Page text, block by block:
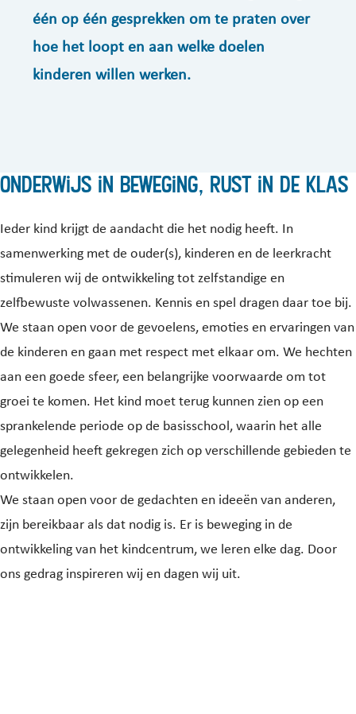
één op één gesprekken om te praten over
hoe het loopt en aan welke doelen
kinderen willen werken.
Onderwijs in beweging, rust in de klas
Ieder kind krijgt de aandacht die het nodig heeft. In
samenwerking met de ouder(s), kinderen en de leerkracht
stimuleren wij de ontwikkeling tot zelfstandige en
zelfbewuste volwassenen. Kennis en spel dragen daar toe bij.
We staan open voor de gevoelens, emoties en ervaringen van
de kinderen en gaan met respect met elkaar om. We hechten
aan een goede sfeer, een belangrijke voorwaarde om tot
groei te komen. Het kind moet terug kunnen zien op een
sprankelende periode op de basisschool, waarin het alle
gelegenheid heeft gekregen zich op verschillende gebieden te
ontwikkelen.
We staan open voor de gedachten en ideeën van anderen,
zijn bereikbaar als dat nodig is. Er is beweging in de
ontwikkeling van het kindcentrum, we leren elke dag. Door
ons gedrag inspireren wij en dagen wij uit.